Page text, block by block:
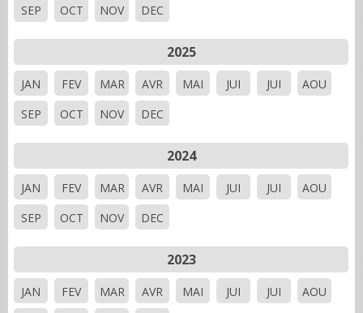
SEP OCT NOV DEC
2025
JAN FEV MAR AVR MAI JUI JUI
AOU
SEP
OCT NOV DEC
2024
JAN FEV MAR AVR MAI JUI JUI
AOU
SEP
OCT NOV DEC
2023
JAN FEV MAR AVR MAI JUI JUI
AOU